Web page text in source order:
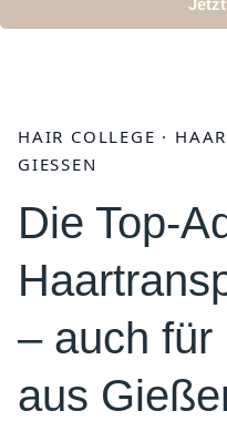
HAIR COLLEGE ·
GIESSEN
Die Top-
– auch für
aus